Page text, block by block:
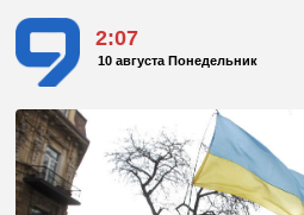
2:07
10 августа Понедельник